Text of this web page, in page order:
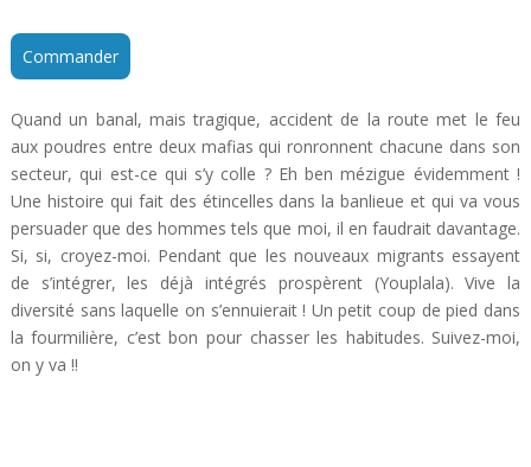
Commander
Quand un banal, mais tragique, accident de la route met le feu
aux poudres entre deux mafias qui ronronnent chacune dans son
secteur, qui est-ce qui s’y colle ? Eh ben mézigue évidemment !
Une histoire qui fait des étincelles dans la banlieue et qui va vous
persuader que des hommes tels que moi, il en faudrait davantage.
Si, si, croyez-moi. Pendant que les nouveaux migrants essayent
de s’intégrer, les déjà intégrés prospèrent (Youplala). Vive la
diversité sans laquelle on s’ennuierait ! Un petit coup de pied dans
la fourmilière, c’est bon pour chasser les habitudes. Suivez-moi,
on y va !!